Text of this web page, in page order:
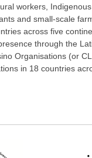
workers,
and small-scale
across five
through the
Organisations (or
in 18 countries